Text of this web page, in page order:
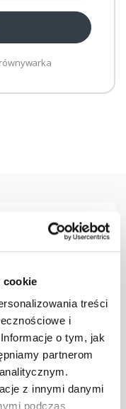
cookie
treści
i
o tym, jak
partnerom
z innymi danymi
podczas
szt –